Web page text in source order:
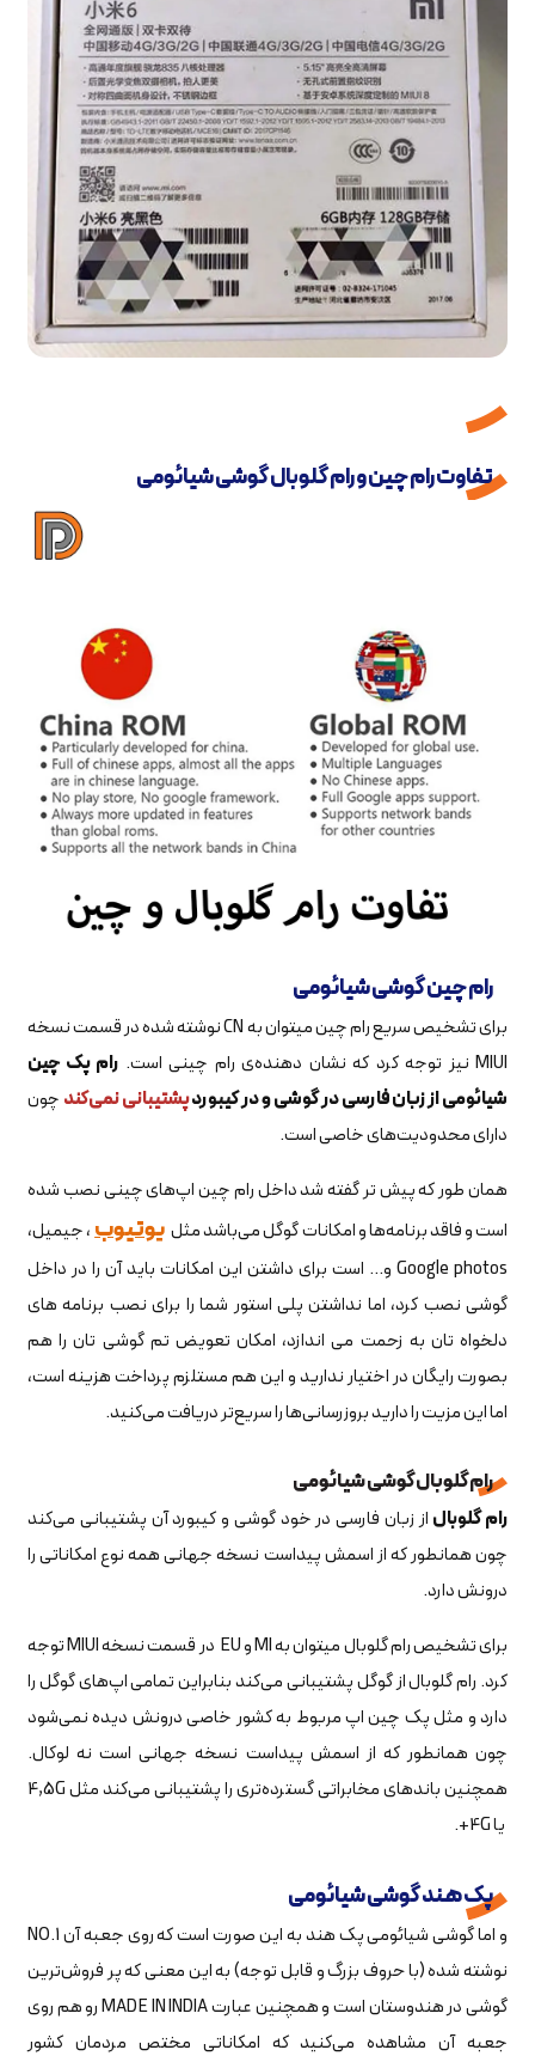
تفاوت رام چین و رام گلوبال گوشی شیائومی
رام چین گوشی‌ شیائومی
برای تشخیص سریع رام چین میتوان به CN نوشته شده در قسمت نسخه
MIUI نیز توجه کرد که نشان دهنده‌ی رام چینی است.
رام پک چین
شیائومی از زبان فارسی در گوشی و در کیبوردپشتیبانی نمی‌کند چون
دارای محدودیت‌های خاصی است.
همان طور که پیش تر گفته شد داخل رام چین اپ‌های چینی نصب شده
است و فاقد برنامه‌ها و امکانات گوگل می‌باشد مثل یوتیوب، جیمیل،
Google photos و... است برای داشتن این امکانات باید آن را در داخل
گوشی نصب کرد، اما نداشتن پلی استور شما را برای نصب برنامه های
دلخواه تان به زحمت می اندازد، امکان تعویض تم گوشی تان را هم
بصورت رایگان در اختیار ندارید و این هم مستلزم پرداخت هزینه است،
اما این مزیت را دارید بروزرسانی‌ها را سریع‌تر دریافت می‌کنید.
رام گلوبال گوشی شیائومی
رام گلوبال از زبان فارسی در خود گوشی و کیبورد آن پشتیبانی می‌کند
چون همانطور که از اسمش پیداست نسخه جهانی همه نوع امکاناتی را
درونش دارد.
برای تشخیص رام گلوبال میتوان به MI و EU در قسمت نسخه MIUI توجه
کرد. رام گلوبال از گوگل پشتیبانی می‌کند بنابراین تمامی اپ‌های گوگل را
دارد و مثل پک چین اپ مربوط به کشور خاصی درونش دیده نمی‌شود
چون همانطور که از اسمش پیداست نسخه جهانی است نه لوکال.
همچنین باندهای مخابراتی گسترده‌تری را پشتیبانی می‌کند مثل 4,5G
یا 4G+.
پک هند گوشی شیائومی
و اما گوشی شیائومی پک هند به این صورت است که روی جعبه آن NO.1
نوشته شده (با حروف بزرگ و قابل توجه) به این معنی که پر فروش‌ترین
گوشی در هندوستان است و همچنین عبارت MADE IN INDIA رو هم روی
جعبه آن مشاهده می‌کنید که امکاناتی مختص مردمان کشور